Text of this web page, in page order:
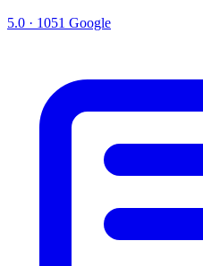
5.0 · 1051 Google